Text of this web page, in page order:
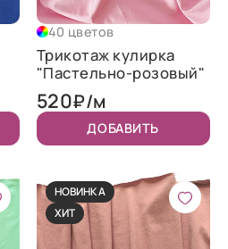
40 цветов
Трикотаж кулирка
"Пастельно-розовый"
520₽/м
ДОБАВИТЬ
НОВИНКА
ХИТ